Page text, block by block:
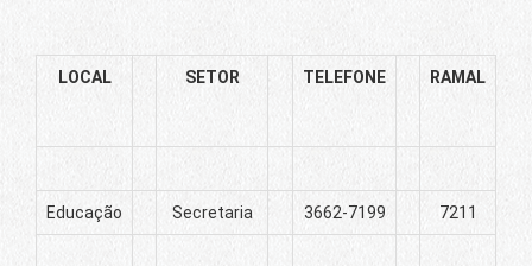
LOCAL SETOR TELEFONE RAMAL
Educação Secretaria 3662-7199 7211